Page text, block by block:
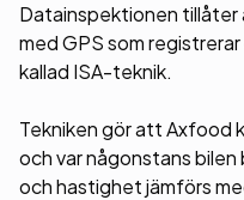
Datainspektionen tillåter
med GPS som
kallad ISA-teknik.
Tekniken gör att Axfood
och var någonstans
och hastighet jämförs